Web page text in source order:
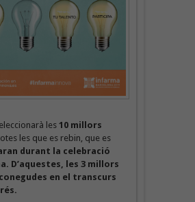
les10 millors
les que es rebin, que es
durant la celebració
D’aquestes, les 3 millors
en el transcurs